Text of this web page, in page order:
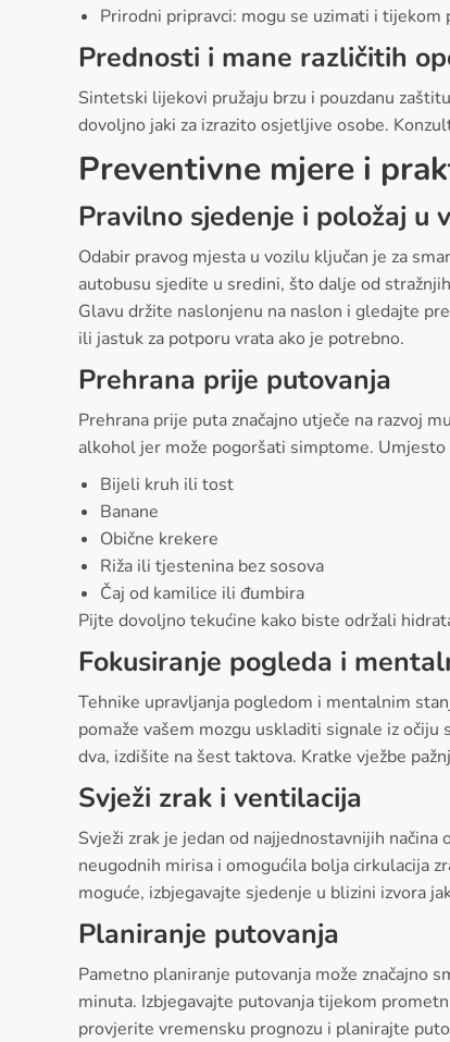
Prirodni pripravci: mogu se uzimati i tijekom
Prednosti i mane različitih
Sintetski lijekovi pružaju brzu i pouzdanu
dovoljno jaki za izrazito osjetljive osobe.
Preventivne mjere i
Pravilno sjedenje i položaj u
Odabir pravog mjesta u vozilu ključan je za
autobusu sjedite u sredini, što dalje od
Glavu držite naslonjenu na naslon i gledajte
ili jastuk za potporu vrata ako je potrebno.
Prehrana prije putovanja
Prehrana prije puta značajno utječe na razvoj
alkohol jer može pogoršati simptome.
Bijeli kruh ili tost
Banane
Obične krekere
Riža ili tjestenina bez sosova
Čaj od kamilice ili đumbira
Pijte dovoljno tekućine kako biste održali
Fokusiranje pogleda i
Tehnike upravljanja pogledom i mentalnim
pomaže vašem mozgu uskladiti signale iz
dva, izdišite na šest taktova. Kratke vježbe
Svježi zrak i ventilacija
Svježi zrak je jedan od najjednostavnijih
neugodnih mirisa i omogućila bolja cirkulacija
moguće, izbjegavajte sjedenje u blizini izvora
Planiranje putovanja
Pametno planiranje putovanja može značajno
minuta. Izbjegavajte putovanja tijekom
provjerite vremensku prognozu i planirajte